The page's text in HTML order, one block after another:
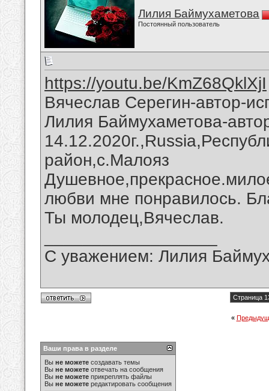
Лилия Баймухаметова
Постоянный пользователь
https://youtu.be/KmZ68QklXjI
Вячеслав Серегин-автор-
Лилия Баймухаметова-
район,с.Малояз
любви мне понравилось.
Ты молодец,Вячеслав.
С уважением: Лилия
Страница
«
Ваши права в разделе
Вы не можете создавать темы
Вы не можете отвечать на сообщения
Вы не можете прикреплять файлы
Вы не можете редактировать сообщения